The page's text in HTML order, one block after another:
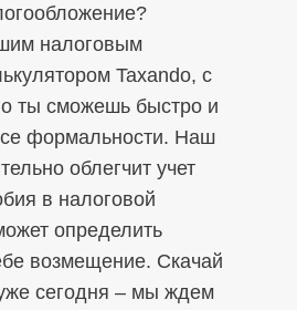
налоговым
Taxando, с
ты сможешь быстро и
формальности. Наш
облегчит учет
в налоговой
определить
возмещение. Скачай
сегодня – мы ждем